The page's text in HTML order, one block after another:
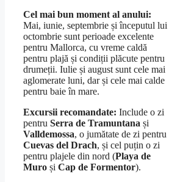
Cel mai bun moment al anului:
Mai, iunie, septembrie și începutul lui
octombrie sunt perioade excelente
pentru Mallorca, cu vreme caldă
pentru plajă și condiții plăcute pentru
drumeții. Iulie și august sunt cele mai
aglomerate luni, dar și cele mai calde
pentru baie în mare.
Excursii recomandate: Include o zi
pentru Serra de Tramuntana și
Valldemossa, o jumătate de zi pentru
Cuevas del Drach, și cel puțin o zi
pentru plajele din nord (Playa de
Muro și Cap de Formentor).